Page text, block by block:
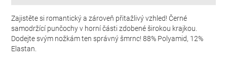
Zajistěte si romantický a zároveň přitažlivý vzhled! Černé
samodržící punčochy v horní části zdobené širokou krajkou.
Dodejte svým nožkám ten správný šmrnc! 88% Polyamid, 12%
Elastan.